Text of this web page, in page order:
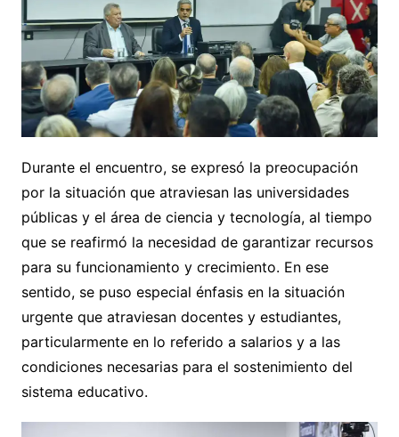
Durante el encuentro, se expresó la preocupación
por la situación que atraviesan las universidades
públicas y el área de ciencia y tecnología, al tiempo
que se reafirmó la necesidad de garantizar recursos
para su funcionamiento y crecimiento. En ese
sentido, se puso especial énfasis en la situación
urgente que atraviesan docentes y estudiantes,
particularmente en lo referido a salarios y a las
condiciones necesarias para el sostenimiento del
sistema educativo.